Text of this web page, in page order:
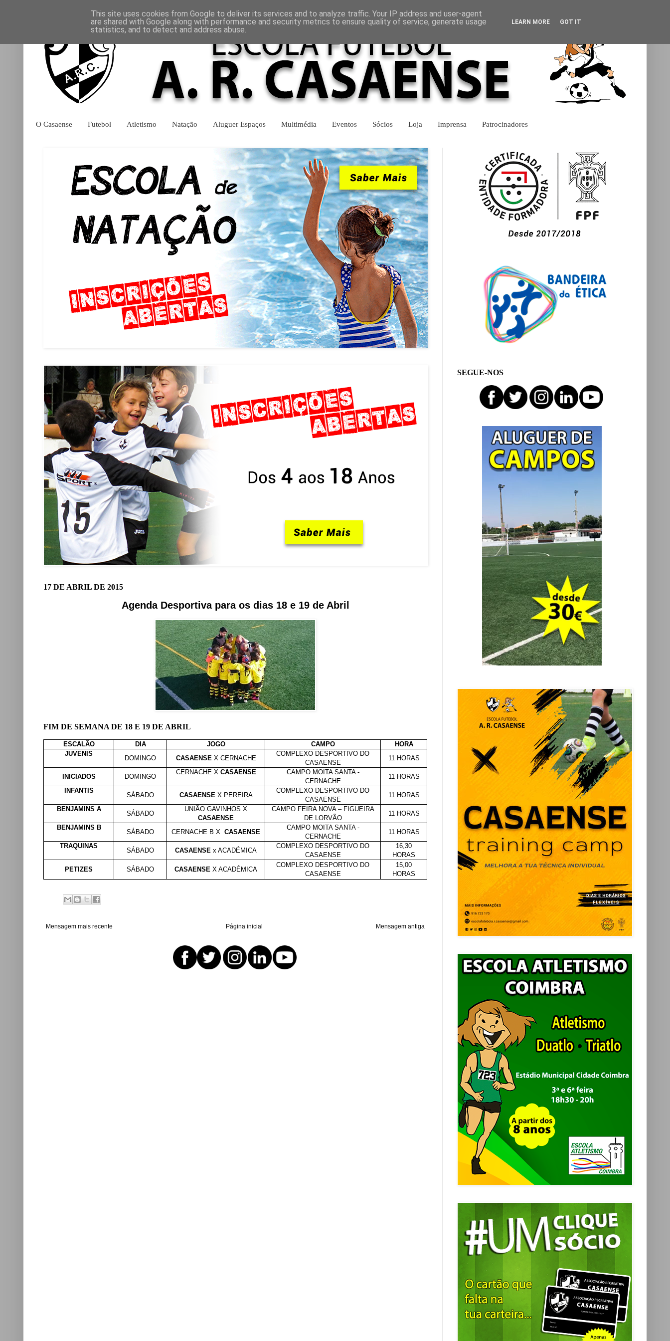
O Casaense Futebol Atletismo Natação Aluguer Espaços Multimédia Eventos Sócios Loja Imprensa Patrocinadores
17 DE ABRIL DE 2015
Agenda Desportiva para os dias 18 e 19 de Abril
FIM DE SEMANA DE 18 E 19 DE ABRIL
ESCALÃO DIA JOGO CAMPO
HORA
JUVENIS
DOMINGO CASAENSE X CERNACHE
COMPLEXO DESPORTIVO DO
CASAENSE
11 HORAS
INICIADOS DOMINGO
CERNACHE X CASAENSE
CAMPO MOITA SANTA -
CERNACHE
11 HORAS
INFANTIS
SÁBADO CASAENSE X PEREIRA
COMPLEXO DESPORTIVO DO
CASAENSE
11 HORAS
BENJAMINS A
SÁBADO
UNIÃO GAVINHOS X
CASAENSE
CAMPO FEIRA NOVA – FIGUEIRA
DE LORVÃO
11 HORAS
BENJAMINS B
SÁBADO CERNACHE B X CASAENSE
CAMPO MOITA SANTA -
CERNACHE
11 HORAS
TRAQUINAS
SÁBADO CASAENSE x ACADÉMICA
COMPLEXO DESPORTIVO DO
CASAENSE
16,30
HORAS
PETIZES
SÁBADO CASAENSE X ACADÉMICA
COMPLEXO DESPORTIVO DO
CASAENSE
15,00
HORAS
Mensagem mais recente Mensagem antiga
Página inicial
SEGUE-NOS
This site uses cookies from Google to deliver its services and to analyze traffic. Your IP address and user-agent
are shared with Google along with performance and security metrics to ensure quality of service, generate usage
statistics, and to detect and address abuse.
LEARN MORE GOT IT